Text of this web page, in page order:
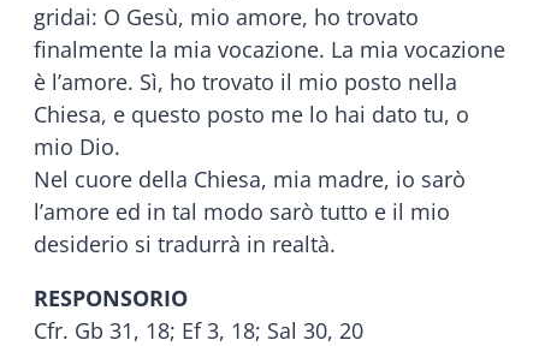
gridai: O Gesù, mio amore, ho trovato
finalmente la mia vocazione. La mia vocazione
è l’amore. Sì, ho trovato il mio posto nella
Chiesa, e questo posto me lo hai dato tu, o
mio Dio.
Nel cuore della Chiesa, mia madre, io sarò
l’amore ed in tal modo sarò tutto e il mio
desiderio si tradurrà in realtà.
RESPONSORIO
Cfr. Gb 31, 18; Ef 3, 18; Sal 30, 20